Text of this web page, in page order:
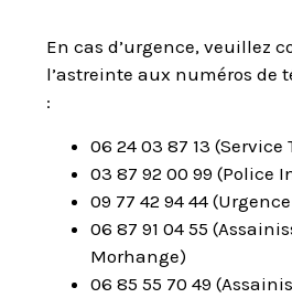
En cas d’urgence, veuillez
l’astreinte aux numéros de
:
06 24 03 87 13
03 87 92 00 99 (Police
09 77 42 94 44
06 87 91 04 55
Morhange)
06 85 55 70 49